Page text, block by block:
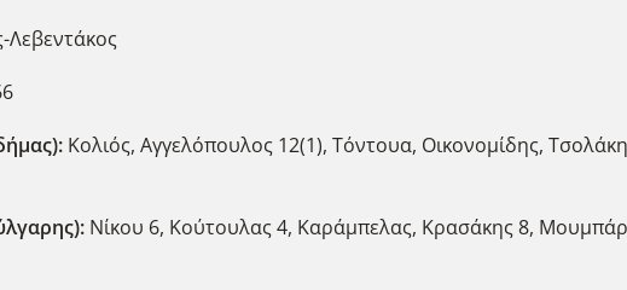
Λεβεντάκος
Κολιός, Αγγελόπουλος 12(1), Τόντουα, Οικονομίδης,
Νίκου 6, Κούτουλας 4, Καράμπελας, Κρασάκης 8,